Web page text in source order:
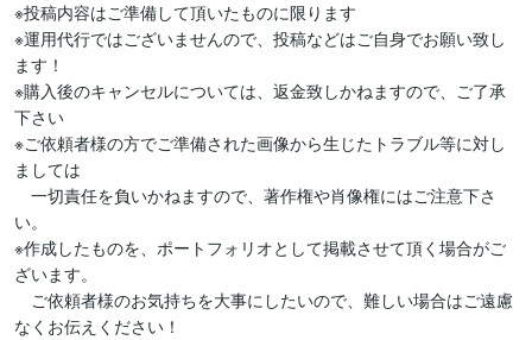
※投稿内容はご準備して頂いたものに限ります
※運用代行ではございませんので、投稿などはご自身でお願い致し
ます！
※購入後のキャンセルについては、返金致しかねますので、ご了承
下さい
※ご依頼者様の方でご準備された画像から生じたトラブル等に対し
ましては
一切責任を負いかねますので、著作権や肖像権にはご注意下さ
い。
※作成したものを、ポートフォリオとして掲載させて頂く場合がご
ざいます。
ご依頼者様のお気持ちを大事にしたいので、難しい場合はご遠慮
なくお伝えください！